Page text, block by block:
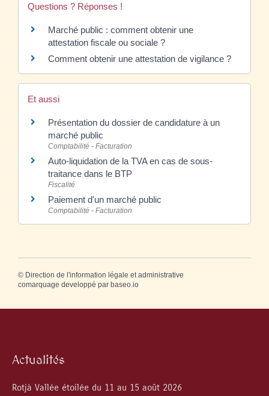
Questions ? Réponses !
Marché public : comment obtenir une
attestation fiscale ou sociale ?
Comment obtenir une attestation de vigilance ?
Et aussi
Présentation du dossier de candidature à un
marché public
Comptabilité - Facturation
Auto-liquidation de la TVA en cas de sous-
traitance dans le BTP
Fiscalité
Paiement d'un marché public
Comptabilité - Facturation
© Direction de l'information légale et administrative
comarquage developpé par baseo.io
Actualités
Rotjà Vallée étoilée du 11 au 15 août 2026